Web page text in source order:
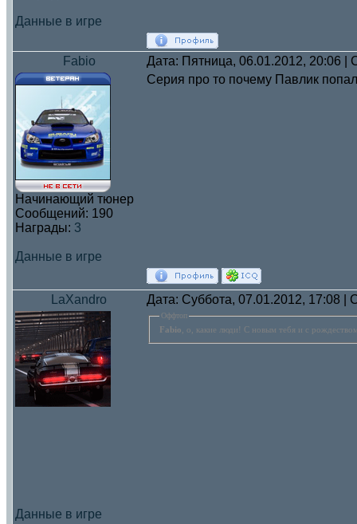
Данные в игре
Fabio Дата: Пятница, 06.01.2012, 20:06
Начинающий тюнер
Сообщений: 190
Награды: 3
Данные в игре
Серия про то почему Павлик
LaXandro Дата: Суббота, 07.01.2012, 17:08
Данные в игре
Оффтоп
Fabio , о, какие люди! С новым тебя и с